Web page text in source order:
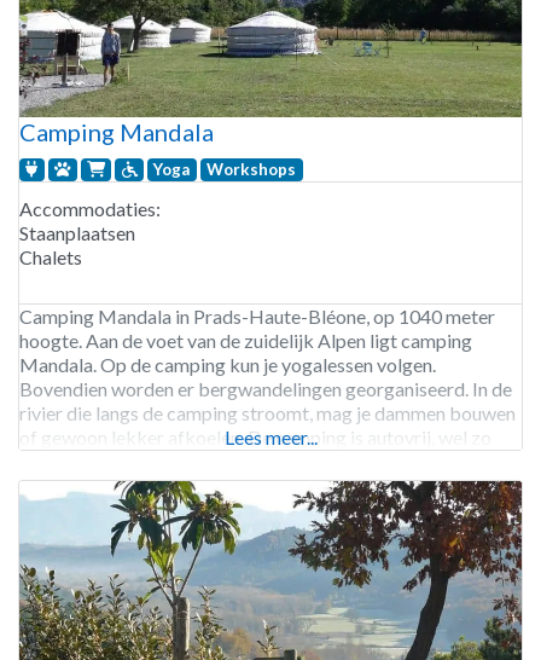
Camping Mandala
Yoga Workshops
Accommodaties:
Staanplaatsen
Chalets
Camping Mandala in Prads-Haute-Bléone, op 1040 meter
hoogte. Aan de voet van de zuidelijk Alpen ligt camping
Mandala. Op de camping kun je yogalessen volgen.
Bovendien worden er bergwandelingen georganiseerd. In de
rivier die langs de camping stroomt, mag je dammen bouwen
of gewoon lekker afkoelen. De camping is autovrij, wel zo
Lees meer...